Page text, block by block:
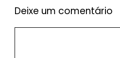
Deixe um comentário